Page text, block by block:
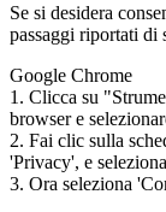
Se si desidera
passaggi riportati di
Google Chrome
1. Clicca su
browser e
2. Fai clic sulla
'Privacy', e
3. Ora seleziona